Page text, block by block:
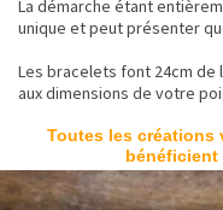
La démarche étant
unique et peut présenter
Les bracelets font 24cm
aux dimensions de votre
Toutes les créations